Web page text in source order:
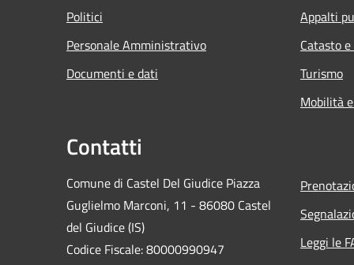
Politici
Personale Amministrativo
Documenti e dati
Appalti
Catasto
Turismo
Mobilità
Contatti
Comune di Castel Del Giudice Piazza
Guglielmo Marconi, 11 - 86080 Castel
del Giudice (IS)
Codice Fiscale: 80000990947
Leggi le